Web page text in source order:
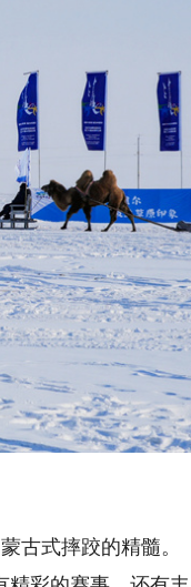
式摔跤的精髓。